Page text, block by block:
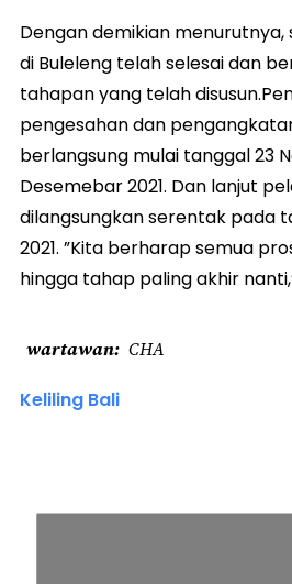
Dengan demikian menurutnya,
di Buleleng telah selesai dan
tahapan yang telah
pengesahan dan
berlangsung mulai tanggal 23
Desemebar 2021. Dan lanjut
dilangsungkan serentak pada
2021. ”Kita berharap semua
hingga tahap paling akhir
wartawan CHA
Keliling Bali